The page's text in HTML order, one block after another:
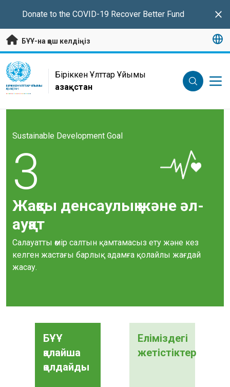
Donate to the COVID-19 Recover Better Fund
БҰҰ-на қош келдіңіз
UN Logo
БІРІККЕН ҰЛТТАР ҰЙЫМЫ
ҚАЗАҚСТАН
Біріккен Ұлттар Ұйымы
Қазақстан
Sustainable Development Goal
3
Жақсы денсаулық және әл-
ауқат
Салауатты өмір салтын қамтамасыз ету және кез
келген жастағы барлық адамға қолайлы жағдай
жасау.
БҰҰ
қалайша
қолдайды
Еліміздегі
жетістіктер